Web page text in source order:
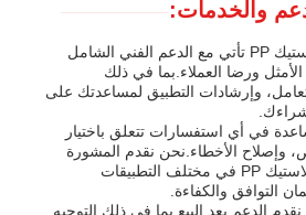
والخدمات:
منتجاتنا من لوحات البلاستيك PP تأتي مع الدعم الفني الشامل
ورضا العملاء.بما في ذلك
وإرشادات التطبيق لمساعدتك على
في أي استفسارات تتعلق باختيار
وإصلاح الأخطاء.نحن نقدم المشورة
الخبراء لدمج لوحات البلاستيك PP في مختلف التطبيقات
التوافق والكفاءة.
الدعم بعد البيع بما في ذلك التوجيه